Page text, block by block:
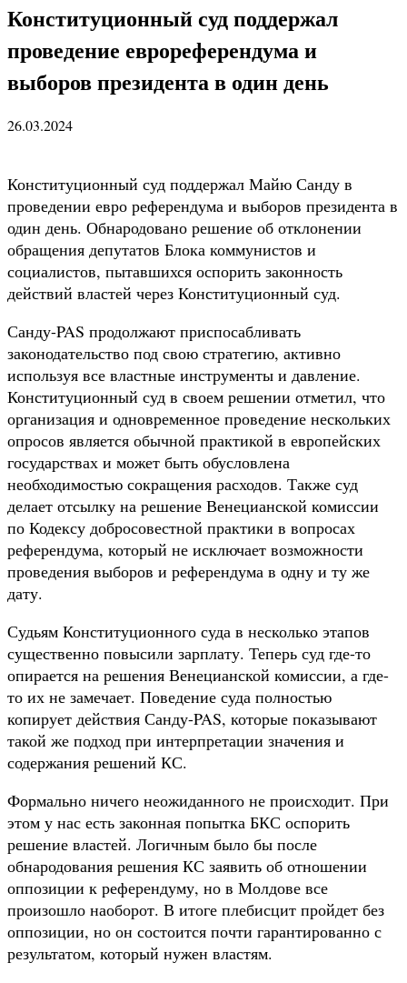
Конституционный суд поддержал
проведение еврореферендума и
выборов президента в один день
26.03.2024
Конституционный суд поддержал Майю Санду в
проведении евро референдума и выборов президента в
один день. Обнародовано решение об отклонении
обращения депутатов Блока коммунистов и
социалистов, пытавшихся оспорить законность
действий властей через Конституционный суд.
Санду-PAS продолжают приспосабливать
законодательство под свою стратегию, активно
используя все властные инструменты и давление.
Конституционный суд в своем решении отметил, что
организация и одновременное проведение нескольких
опросов является обычной практикой в европейских
государствах и может быть обусловлена
необходимостью сокращения расходов. Также суд
делает отсылку на решение Венецианской комиссии
по Кодексу добросовестной практики в вопросах
референдума, который не исключает возможности
проведения выборов и референдума в одну и ту же
дату.
Судьям Конституционного суда в несколько этапов
существенно повысили зарплату. Теперь суд где-то
опирается на решения Венецианской комиссии, а где-
то их не замечает. Поведение суда полностью
копирует действия Санду-PAS, которые показывают
такой же подход при интерпретации значения и
содержания решений КС.
Формально ничего неожиданного не происходит. При
этом у нас есть законная попытка БКС оспорить
решение властей. Логичным было бы после
обнародования решения КС заявить об отношении
оппозиции к референдуму, но в Молдове все
произошло наоборот. В итоге плебисцит пройдет без
оппозиции, но он состоится почти гарантированно с
результатом, который нужен властям.